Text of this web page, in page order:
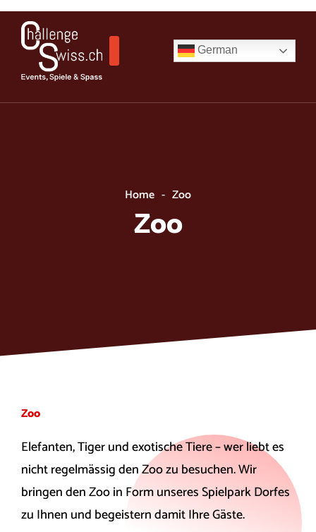
Skip
content
German
Home - Zoo
Zoo
Zoo
Elefanten, Tiger und exotische Tiere – wer liebt es
nicht regelmässig den Zoo zu besuchen. Wir
bringen den Zoo in Form unseres Spielpark Dorfes
zu Ihnen und begeistern damit Ihre Gäste.